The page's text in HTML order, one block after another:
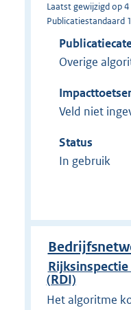
Laatst gewijzigd op
Publicatiestandaard
Overige
Veld niet
Status
In gebruik
(RDI)
Het algoritme